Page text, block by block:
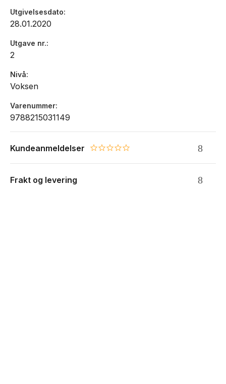
førsteamanuensiser i samfunnsfagdidaktikk ved Institutt for
lærerutdanning, NTNU. De har også arbeidet i grunn- og
Utgivelsesdato
28.01.2020
Utgave nr.
2
Nivå
Voksen
Varenummer
9788215031149
Kundeanmeldelser 0.0 star rating
Frakt og levering